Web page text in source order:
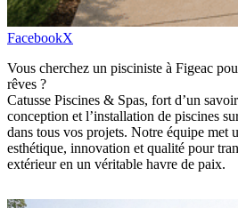
FacebookX
Vous cherchez un pisciniste à Figeac pour réaliser la piscine de vos
rêves ?
Catusse Piscines & Spas, fort d’un
conception et l’installation de piscines
dans tous vos projets. Notre équipe met
esthétique, innovation et qualité pour
extérieur en un véritable havre de paix.